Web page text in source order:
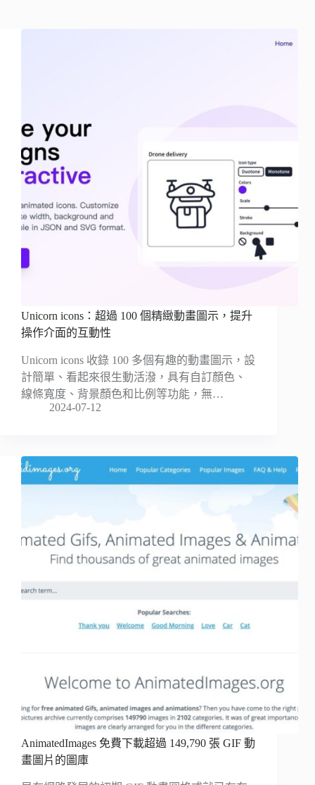
Unicorn icons：超過 100 個精緻動畫圖示，提升
操作介面的互動性
Unicorn icons 收錄 100 多個有趣的動畫圖示，設
計簡單、看起來很生動活潑，具有自訂顏色、
線條寬度、背景顏色和比例等功能，無…
2024-07-12
AnimatedImages 免費下載超過 149,790 張 GIF 動
畫圖片的圖庫